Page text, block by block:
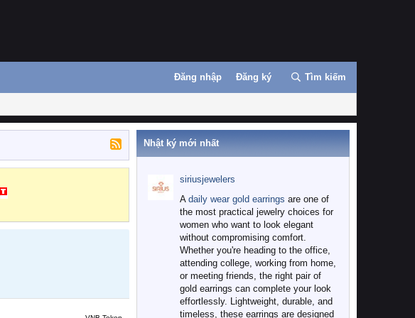
Đăng nhập Đăng ký Tìm kiếm
Nhật ký mới nhất
siriusjewelers
A daily wear gold earrings are one of
the most practical jewelry choices for
women who want to look elegant
without compromising comfort.
Whether you're heading to the office,
attending college, working from home,
or meeting friends, the right pair of
gold earrings can complete your look
effortlessly. Lightweight, durable, and
timeless, these earrings are designed